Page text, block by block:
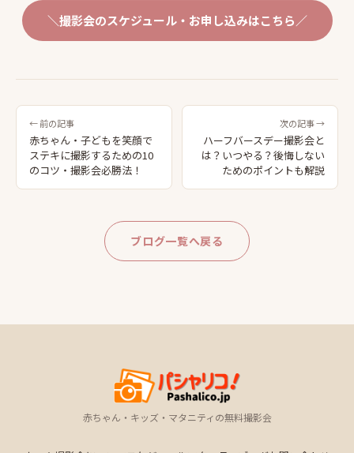
＼撮影会のスケジュール・お申し込みはこちら／
← 前の記事
赤ちゃん・子どもを笑顔で
ステキに撮影するための10
のコツ・撮影会必勝法！
次の記事 →
ハーフバースデー撮影会と
は？いつやる？後悔しない
ためのポイントも解説
ブログ一覧へ戻る
赤ちゃん・キッズ・マタニティの無料撮影会